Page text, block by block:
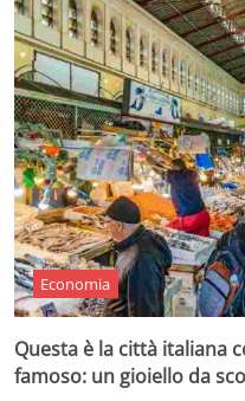
Economia
Questa è la città italiana
famoso: un gioiello da